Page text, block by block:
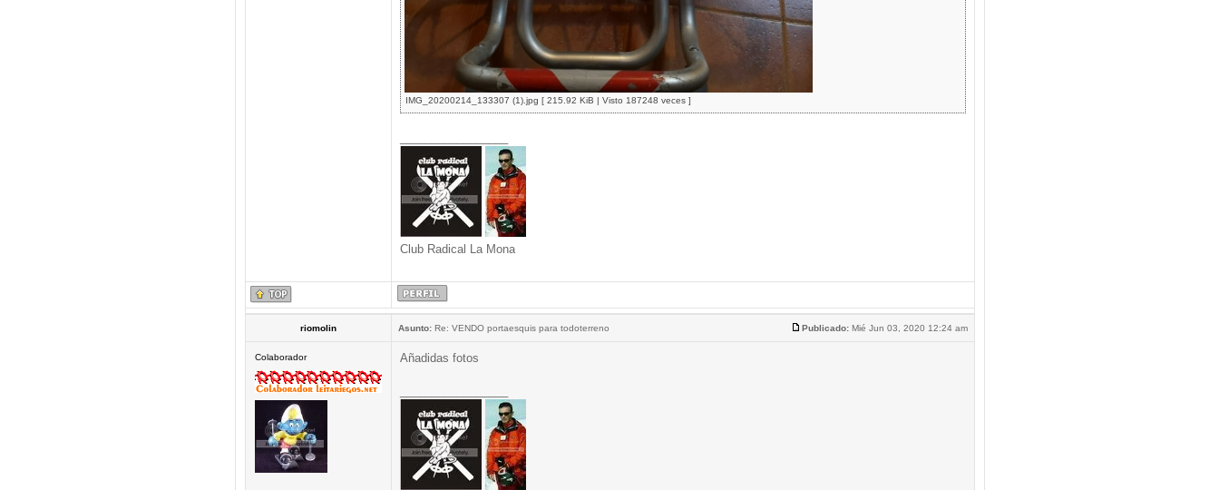
IMG_20200214_133307 (1).jpg [ 215.92 KiB | Visto 187248 veces ]
Club Radical La Mona
riomolin Asunto:Re: VENDO portaesquis para todoterreno Publicado:Mié Jun 03, 2020 12:24 am
Colaborador Añadidas fotos